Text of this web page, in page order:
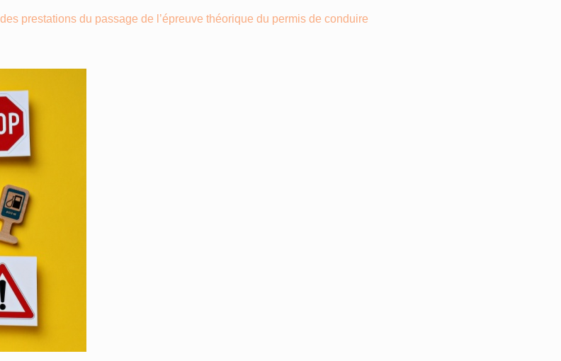
prestations du passage de l’épreuve théorique du permis de conduire